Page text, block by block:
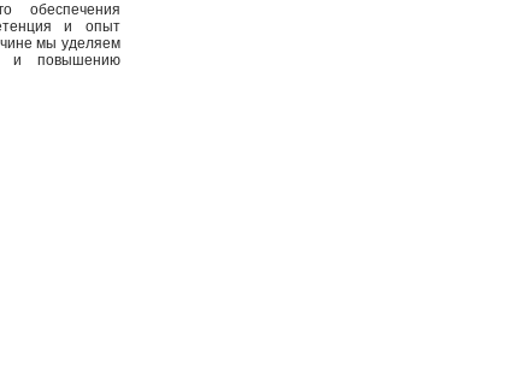
обеспечения
и опыт
мы уделяем
и повышению